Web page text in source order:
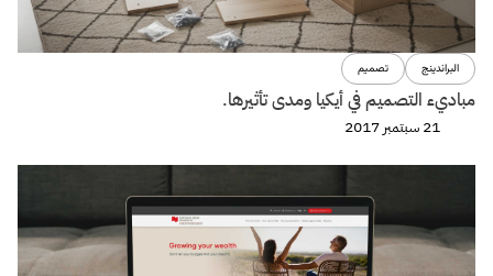
البراندينج تصميم
مباديء التصميم في أيكيا ومدى تأثيرها.
21 سبتمبر 2017